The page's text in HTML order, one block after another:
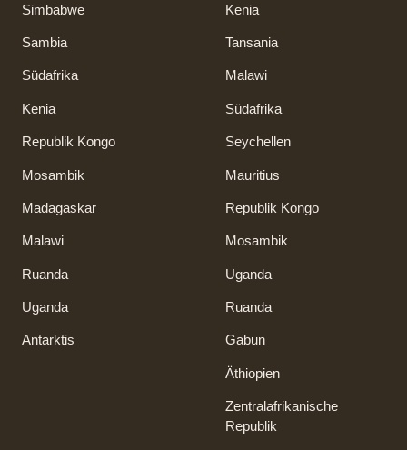
Simbabwe
Sambia
Südafrika
Kenia
Republik Kongo
Mosambik
Madagaskar
Malawi
Ruanda
Uganda
Antarktis
Kenia
Tansania
Malawi
Südafrika
Seychellen
Mauritius
Republik Kongo
Mosambik
Uganda
Ruanda
Gabun
Äthiopien
Zentralafrikanische
Republik